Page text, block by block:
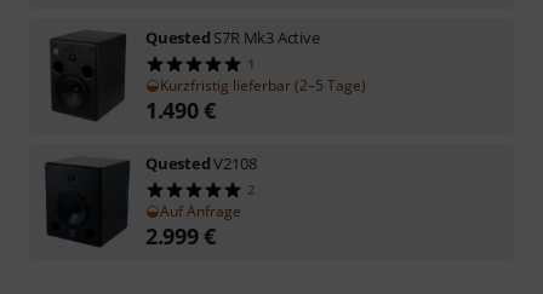
Quested S7R Mk3 Active
1
Kurzfristig lieferbar (2–5 Tage)
1.490€
QuestedV2108
2
Auf Anfrage
2.999€